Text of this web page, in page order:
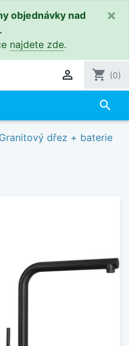
objednávky nad
najdete zde.
×
 shopping_cart (0)
search
Granitový dřez + baterie